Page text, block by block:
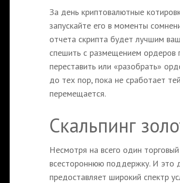
За день криптовалютные
запускайте его в моменты
отчета скрипта будет лучшим
спешить с размещением
переставить или «разобрать»
до тех пор, пока не сработает
перемещается.
Скальпинг
Несмотря на всего один
всестороннюю поддержку. И это
предоставляет широкий спектр